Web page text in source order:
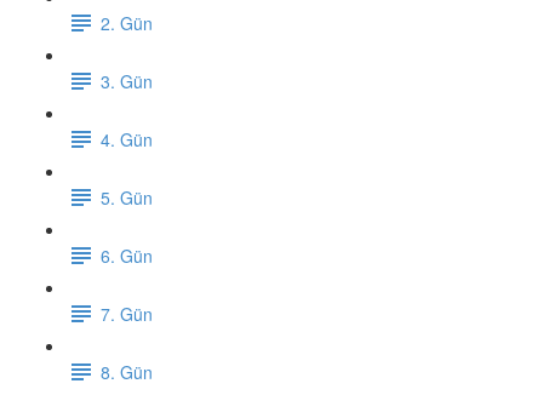
2. Gün
3. Gün
4. Gün
5. Gün
6. Gün
7. Gün
8. Gün